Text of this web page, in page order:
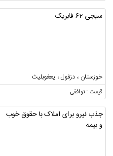
سیجی 62 فابریک
خوزستان ، دزفول ، یعغوبلیث
قیمت : توافقی
جذب نیرو برای املاک با حقوق خوب
و بیمه